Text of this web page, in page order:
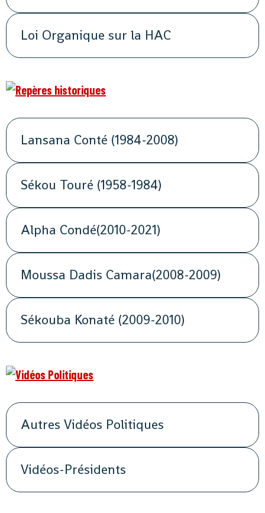
Loi Organique sur la HAC
Lansana Conté (1984-2008)
Sékou Touré (1958-1984)
Alpha Condé(2010-2021)
Moussa Dadis Camara(2008-2009)
Sékouba Konaté (2009-2010)
Autres Vidéos Politiques
Vidéos-Présidents